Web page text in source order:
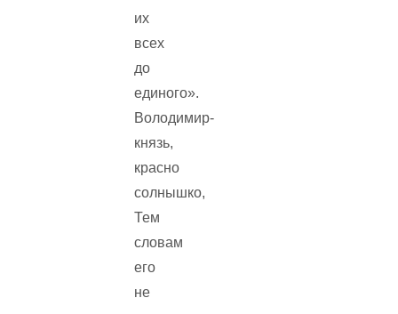
их
всех
до
единого».
Володимир-
князь,
красно
солнышко,
Тем
словам
его
не